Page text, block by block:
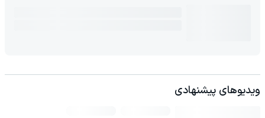
ویدیوهای پیشنهادی